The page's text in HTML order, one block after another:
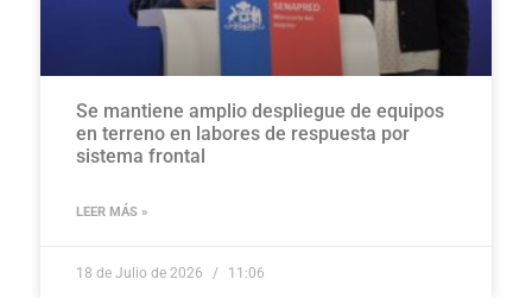
Se mantiene amplio despliegue de equipos
en terreno en labores de respuesta por
sistema frontal
LEER MÁS »
18 de Julio de 2026 11:06